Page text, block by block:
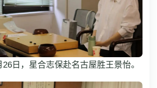
26日，星合志保赴名古屋胜王景怡。